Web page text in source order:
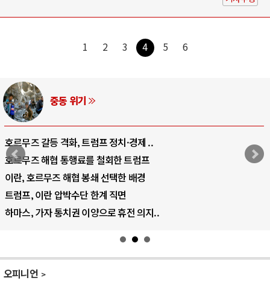
1 2 3 4 5 6
중동 위기
호르무즈 갈등 격화, 트럼프 정치·경제 ..
호르무즈 해협 통행료를 철회한 트럼프
이란, 호르무즈 해협 봉쇄 선택한 배경
트럼프, 이란 압박수단 한계 직면
하마스, 가자 통치권 이양으로 휴전 의지..
오피니언